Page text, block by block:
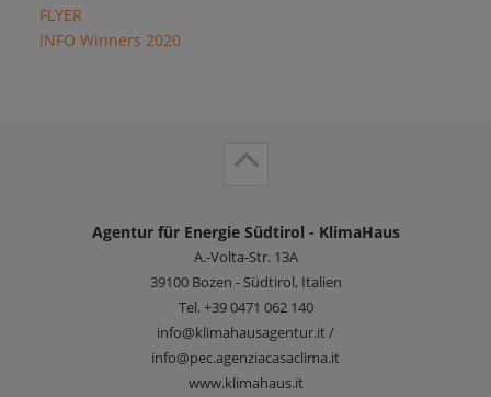
FLYER
INFO Winners 2020
Agentur für Energie Südtirol - KlimaHaus
A.-Volta-Str. 13A
39100 Bozen - Südtirol, Italien
Tel.+39 0471 062 140
info@klimahausagentur.it /
info@pec.agenziacasaclima.it
www.klimahaus.it